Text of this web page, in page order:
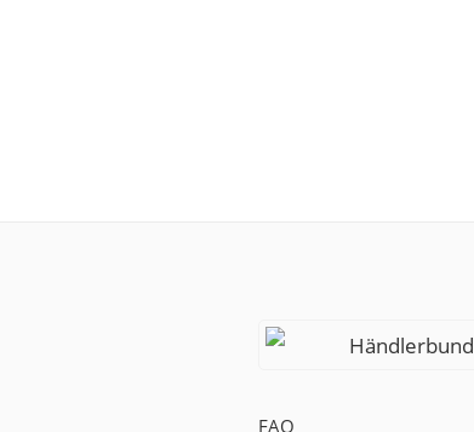
Händlerbund
FAQ